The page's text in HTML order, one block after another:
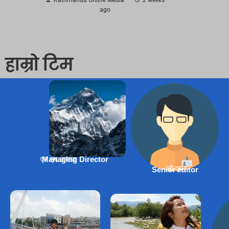
ago
हाम्रो टिम
Managing Director
एम एम तामाङ
Senior editor
डी.एम